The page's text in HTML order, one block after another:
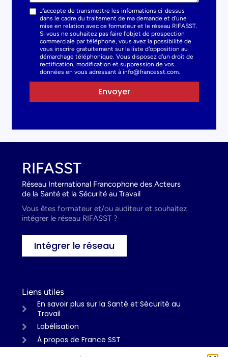
J'accepte de transmettre les informations ci-dessus
dans le cadre du traitement de ma demande et d'une
mise en relation avec ce formateur et le réseau RIFASST.
Si vous ne souhaitez pas faire l'objet de prospection
commerciale par téléphone, vous avez la possibilité de
vous inscrire gratuitement sur la liste d'opposition au
démarchage téléphonique. Vous disposez d'un droit de
rectification, modification et suppression de vos
données en vous adressant à info@francesst.com.
Envoyer
RIFASST
Réseau International Francophone des Acteurs
de la Santé et la Sécurité au Travail
Vous êtes formateur et/ou auditeur et souhaitez
intégrer le réseau RIFASST ?
Intégrer le réseau
Liens utiles
En savoir plus sur la Santé et Sécurité au
Travail
Labélisation
À propos de France SST